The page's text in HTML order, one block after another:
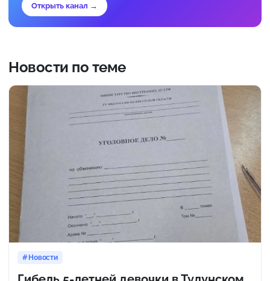
Открыть канал →
Новости по теме
Новости